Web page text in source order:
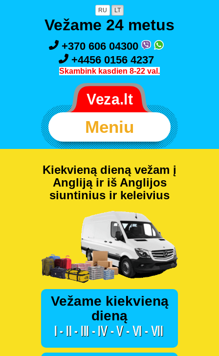
RU LT
Vežame 24 metus
+370 606 04300
+4456 0156 4237
Skambink kasdien 8-22 val.
Meniu
Kiekvieną dieną vežam į
Angliją ir iš Anglijos
siuntinius ir keleivius
Vežame kiekvieną
dieną